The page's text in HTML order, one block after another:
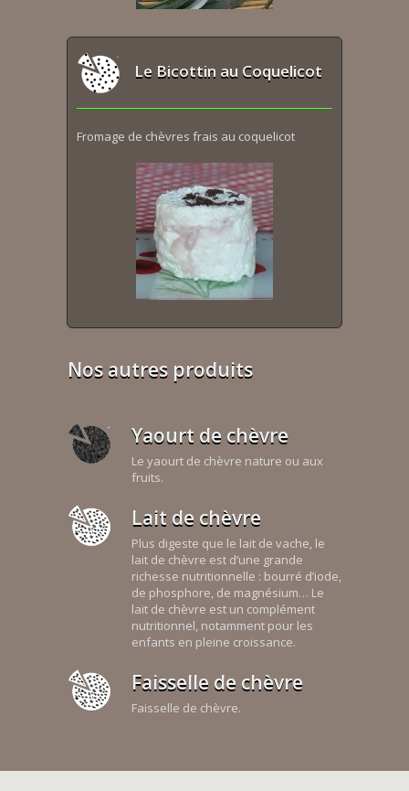
Le Bicottin au Coquelicot
Fromage de chèvres frais au coquelicot
Nos autres produits
Yaourt de chèvre
Le yaourt de chèvre nature ou aux
fruits.
Lait de chèvre
Plus digeste que le lait de vache, le
lait de chèvre est d’une grande
richesse nutritionnelle : bourré d’iode,
de phosphore, de magnésium… Le
lait de chèvre est un complément
nutritionnel, notamment pour les
enfants en pleine croissance.
Faisselle de chèvre
Faisselle de chèvre.